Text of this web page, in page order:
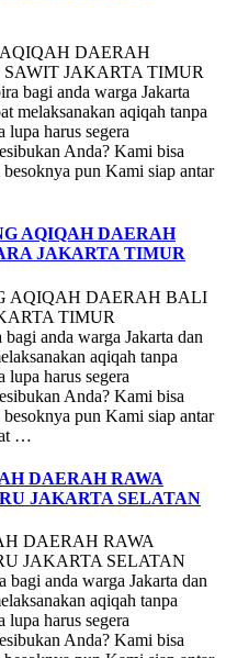
DAERAH
JAKARTA TIMUR
bagi anda warga Jakarta
melaksanakan aqiqah tanpa
harus segera
Anda? Kami bisa
pun Kami siap antar
AQIQAH DAERAH
JAKARTA TIMUR
AQIQAH DAERAH BALI
TIMUR
anda warga Jakarta dan
aqiqah tanpa
harus segera
Anda? Kami bisa
pun Kami siap antar
…
DAERAH RAWA
JAKARTA SELATAN
DAERAH RAWA
JAKARTA SELATAN
anda warga Jakarta dan
aqiqah tanpa
harus segera
Anda? Kami bisa